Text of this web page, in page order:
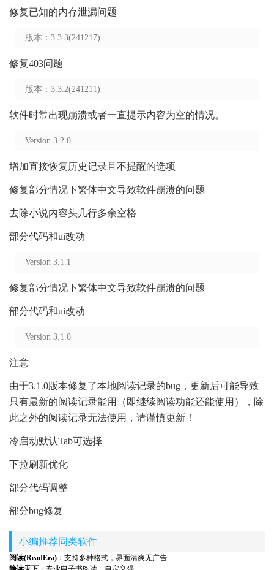
修复已知的内存泄漏问题
版本：3.3.3(241217)
修复403问题
版本：3.3.2(241211)
软件时常出现崩溃或者一直提示内容为空的情况。
Version 3.2.0
增加直接恢复历史记录且不提醒的选项
修复部分情况下繁体中文导致软件崩溃的问题
去除小说内容头几行多余空格
部分代码和ui改动
Version 3.1.1
修复部分情况下繁体中文导致软件崩溃的问题
部分代码和ui改动
Version 3.1.0
注意
由于3.1.0版本修复了本地阅读记录的bug，更新后可能导致
只有最新的阅读记录能用（即继续阅读功能还能使用），除
此之外的阅读记录无法使用，请谨慎更新！
冷启动默认Tab可选择
下拉刷新优化
部分代码调整
部分bug修复
小编推荐同类软件
阅读(ReadEra) ：支持多种格式，界面清爽无广告